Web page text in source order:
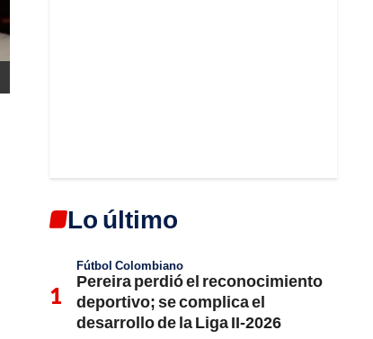
Lo último
Fútbol Colombiano
Pereira perdió el reconocimiento
deportivo; se complica el
desarrollo de la Liga II-2026